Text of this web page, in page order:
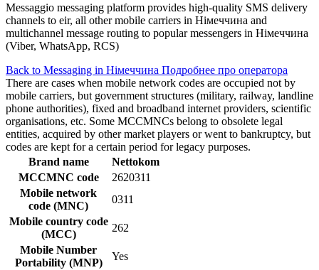
Messaggio messaging platform provides high-quality SMS delivery
channels to eir, all other mobile carriers in Німеччина and
multichannel message routing to popular messengers in Німеччина
(Viber, WhatsApp, RCS)
Back to Messaging in Німеччина Подробнее про оператора
There are cases when mobile network codes are occupied not by
mobile carriers, but government structures (military, railway, landline
phone authorities), fixed and broadband internet providers, scientific
organisations, etc. Some MCCMNCs belong to obsolete legal
entities, acquired by other market players or went to bankruptcy, but
codes are kept for a certain period for legacy purposes.
Brand name
Nettokom
MCCMNC code
2620311
Mobile network
code (MNC)
0311
Mobile country code
(MCC)
262
Mobile Number
Portability (MNP)
Yes